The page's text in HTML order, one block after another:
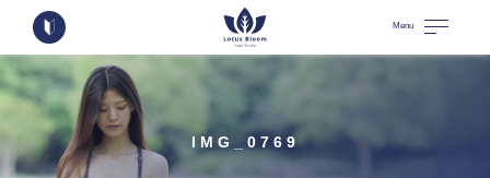
Menu
IMG_0769